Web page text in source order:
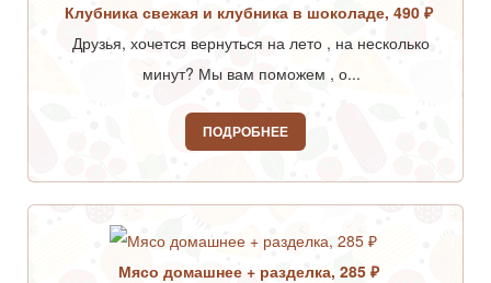
Клубника свежая и клубника в шоколаде, 490 ₽
Друзья, хочется вернуться на лето , на несколько
минут? Мы вам поможем , о...
ПОДРОБНЕЕ
Мясо домашнее + разделка, 285 ₽